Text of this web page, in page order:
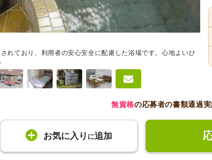
れており、利用者の安心安全に配慮した浴場です。心地よいひ
機
動
無資格の応募者の書類通過
お気に入り に追加